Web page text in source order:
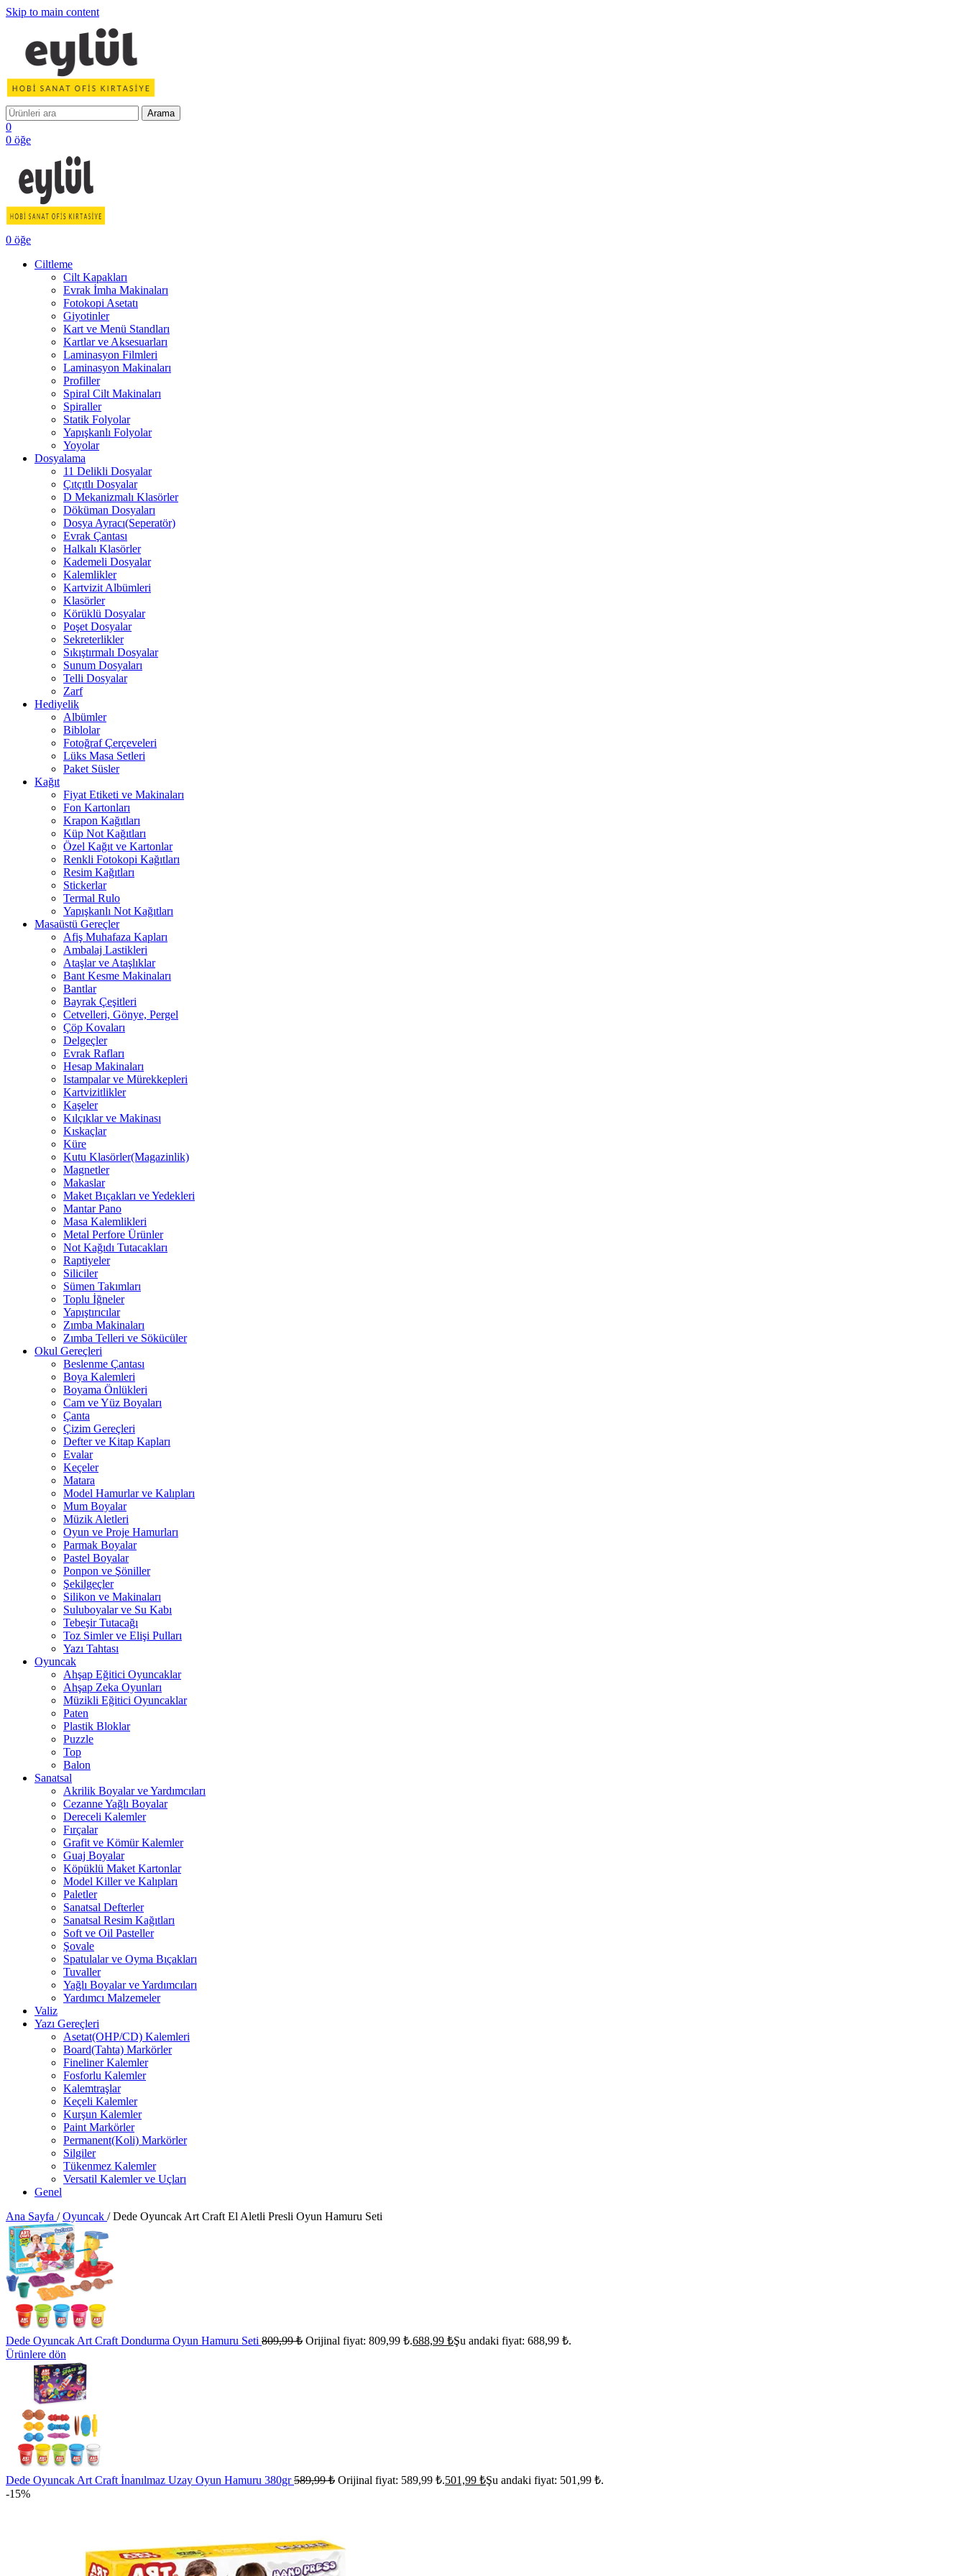
Skip to main content
Arama
0
0 öğe
0 öğe
Ciltleme
Cilt Kapakları
Evrak İmha Makinaları
Fotokopi Asetatı
Giyotinler
Kart ve Menü Standları
Kartlar ve Aksesuarları
Laminasyon Filmleri
Laminasyon Makinaları
Profiller
Spiral Cilt Makinaları
Spiraller
Statik Folyolar
Yapışkanlı Folyolar
Yoyolar
Dosyalama
11 Delikli Dosyalar
Çıtçıtlı Dosyalar
D Mekanizmalı Klasörler
Döküman Dosyaları
Dosya Ayracı(Seperatör)
Evrak Çantası
Halkalı Klasörler
Kademeli Dosyalar
Kalemlikler
Kartvizit Albümleri
Klasörler
Körüklü Dosyalar
Poşet Dosyalar
Sekreterlikler
Sıkıştırmalı Dosyalar
Sunum Dosyaları
Telli Dosyalar
Zarf
Hediyelik
Albümler
Biblolar
Fotoğraf Çerçeveleri
Lüks Masa Setleri
Paket Süsler
Kağıt
Fiyat Etiketi ve Makinaları
Fon Kartonları
Krapon Kağıtları
Küp Not Kağıtları
Özel Kağıt ve Kartonlar
Renkli Fotokopi Kağıtları
Resim Kağıtları
Stickerlar
Termal Rulo
Yapışkanlı Not Kağıtları
Masaüstü Gereçler
Afiş Muhafaza Kapları
Ambalaj Lastikleri
Ataşlar ve Ataşlıklar
Bant Kesme Makinaları
Bantlar
Bayrak Çeşitleri
Cetvelleri, Gönye, Pergel
Çöp Kovaları
Delgeçler
Evrak Rafları
Hesap Makinaları
Istampalar ve Mürekkepleri
Kartvizitlikler
Kaşeler
Kılçıklar ve Makinası
Kıskaçlar
Küre
Kutu Klasörler(Magazinlik)
Magnetler
Makaslar
Maket Bıçakları ve Yedekleri
Mantar Pano
Masa Kalemlikleri
Metal Perfore Ürünler
Not Kağıdı Tutacakları
Raptiyeler
Siliciler
Sümen Takımları
Toplu İğneler
Yapıştırıcılar
Zımba Makinaları
Zımba Telleri ve Sökücüler
Okul Gereçleri
Beslenme Çantası
Boya Kalemleri
Boyama Önlükleri
Cam ve Yüz Boyaları
Çanta
Çizim Gereçleri
Defter ve Kitap Kapları
Evalar
Keçeler
Matara
Model Hamurlar ve Kalıpları
Mum Boyalar
Müzik Aletleri
Oyun ve Proje Hamurları
Parmak Boyalar
Pastel Boyalar
Ponpon ve Şöniller
Şekilgeçler
Silikon ve Makinaları
Suluboyalar ve Su Kabı
Tebeşir Tutacağı
Toz Simler ve Elişi Pulları
Yazı Tahtası
Oyuncak
Ahşap Eğitici Oyuncaklar
Ahşap Zeka Oyunları
Müzikli Eğitici Oyuncaklar
Paten
Plastik Bloklar
Puzzle
Top
Balon
Sanatsal
Akrilik Boyalar ve Yardımcıları
Cezanne Yağlı Boyalar
Dereceli Kalemler
Fırçalar
Grafit ve Kömür Kalemler
Guaj Boyalar
Köpüklü Maket Kartonlar
Model Killer ve Kalıpları
Paletler
Sanatsal Defterler
Sanatsal Resim Kağıtları
Soft ve Oil Pasteller
Şovale
Spatulalar ve Oyma Bıçakları
Tuvaller
Yağlı Boyalar ve Yardımcıları
Yardımcı Malzemeler
Valiz
Yazı Gereçleri
Asetat(OHP/CD) Kalemleri
Board(Tahta) Markörler
Fineliner Kalemler
Fosforlu Kalemler
Kalemtraşlar
Keçeli Kalemler
Kurşun Kalemler
Paint Markörler
Permanent(Koli) Markörler
Silgiler
Tükenmez Kalemler
Versatil Kalemler ve Uçları
Genel
Ana Sayfa / Oyuncak / Dede Oyuncak Art Craft El Aletli Presli Oyun Hamuru Seti
Dede Oyuncak Art Craft Dondurma Oyun Hamuru Seti 809,99₺ Orijinal fiyat: 809,99 ₺.688,99 ₺Şu andaki fiyat: 688,99 ₺.
Ürünlere dön
Dede Oyuncak Art Craft İnanılmaz Uzay Oyun Hamuru 380gr589,99₺ Orijinal fiyat: 589,99 ₺.501,99 ₺Şu andaki fiyat: 501,99 ₺.
-15%